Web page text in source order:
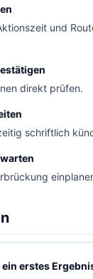
und
direkt prüfen.
schriftlich
ein erstes